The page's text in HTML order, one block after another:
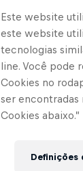
Este website
este website
tecnologias
line. Você pode
Cookies no
ser encontradas
Cookies abaixo.”
Definições